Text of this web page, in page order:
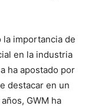
la importancia de
en la industria
ha apostado por
destacar en un
GWM ha